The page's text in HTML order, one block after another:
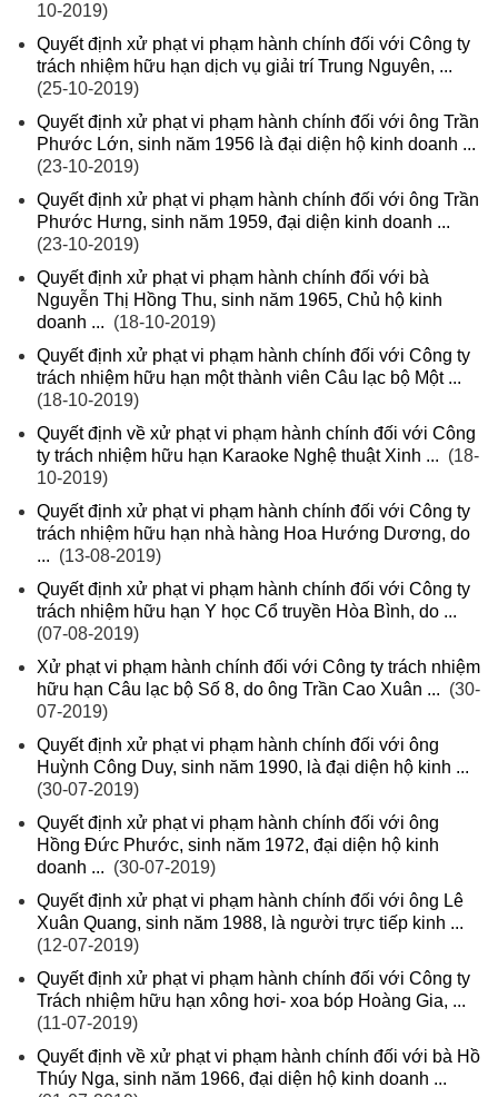
10-2019)
Quyết định xử phạt vi phạm hành chính đối với Công ty
trách nhiệm hữu hạn dịch vụ giải trí Trung Nguyên, ...
(25-10-2019)
Quyết định xử phạt vi phạm hành chính đối với ông Trần
Phước Lớn, sinh năm 1956 là đại diện hộ kinh doanh ...
(23-10-2019)
Quyết định xử phạt vi phạm hành chính đối với ông Trần
Phước Hưng, sinh năm 1959, đại diện kinh doanh ...
(23-10-2019)
Quyết định xử phạt vi phạm hành chính đối với bà
Nguyễn Thị Hồng Thu, sinh năm 1965, Chủ hộ kinh
doanh ... (18-10-2019)
Quyết định xử phạt vi phạm hành chính đối với Công ty
trách nhiệm hữu hạn một thành viên Câu lạc bộ Một ...
(18-10-2019)
Quyết định về xử phạt vi phạm hành chính đối với Công
ty trách nhiệm hữu hạn Karaoke Nghệ thuật Xinh ... (18-
10-2019)
Quyết định xử phạt vi phạm hành chính đối với Công ty
trách nhiệm hữu hạn nhà hàng Hoa Hướng Dương, do
... (13-08-2019)
Quyết định xử phạt vi phạm hành chính đối với Công ty
trách nhiệm hữu hạn Y học Cổ truyền Hòa Bình, do ...
(07-08-2019)
Xử phạt vi phạm hành chính đối với Công ty trách nhiệm
hữu hạn Câu lạc bộ Số 8, do ông Trần Cao Xuân ... (30-
07-2019)
Quyết định xử phạt vi phạm hành chính đối với ông
Huỳnh Công Duy, sinh năm 1990, là đại diện hộ kinh ...
(30-07-2019)
Quyết định xử phạt vi phạm hành chính đối với ông
Hồng Đức Phước, sinh năm 1972, đại diện hộ kinh
doanh ... (30-07-2019)
Quyết định xử phạt vi phạm hành chính đối với ông Lê
Xuân Quang, sinh năm 1988, là người trực tiếp kinh ...
(12-07-2019)
Quyết định xử phạt vi phạm hành chính đối với Công ty
Trách nhiệm hữu hạn xông hơi- xoa bóp Hoàng Gia, ...
(11-07-2019)
Quyết định về xử phạt vi phạm hành chính đối với bà Hồ
Thúy Nga, sinh năm 1966, đại diện hộ kinh doanh ...